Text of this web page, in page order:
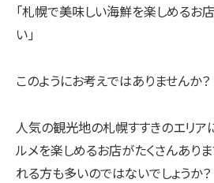
「札幌で美味しい海鮮を楽しめるお
い」
このようにお考えではありませんか？
人気の観光地の札幌すすきのエリア
ルメを楽しめるお店がたくさんあり
れる方も多いのではないでしょうか？